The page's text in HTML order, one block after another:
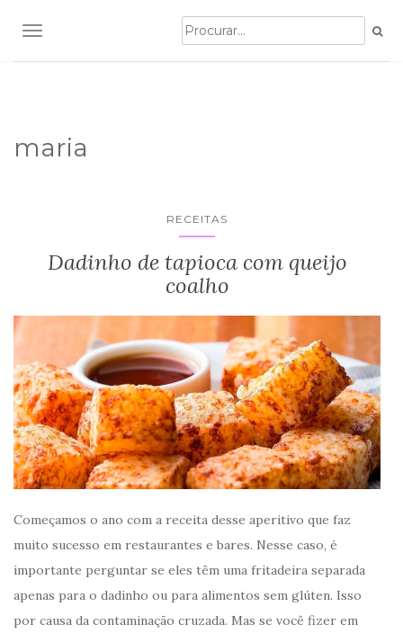
TOGGLE NAVIGATION
maria
RECEITAS
Dadinho de tapioca com queijo
coalho
Começamos o ano com a receita desse aperitivo que faz
muito sucesso em restaurantes e bares. Nesse caso, é
importante perguntar se eles têm uma fritadeira separada
apenas para o dadinho ou para alimentos sem glúten. Isso
por causa da contaminação cruzada. Mas se você fizer em